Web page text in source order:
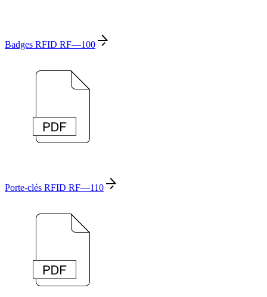
Badges RFID RF—100
Porte-clés RFID RF—110